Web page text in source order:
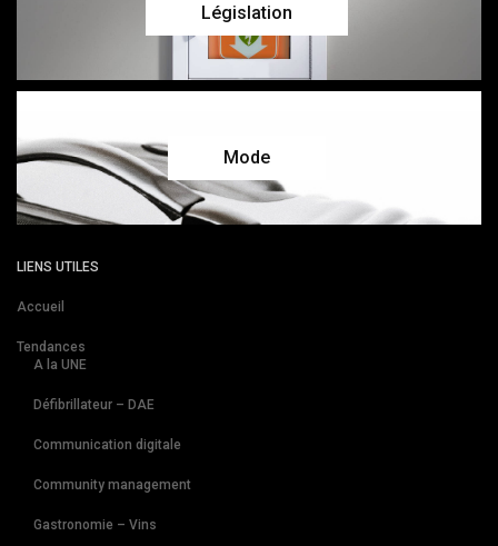
Législation
Mode
LIENS UTILES
Accueil
Tendances
A la UNE
Défibrillateur – DAE
Communication digitale
Community management
Gastronomie – Vins